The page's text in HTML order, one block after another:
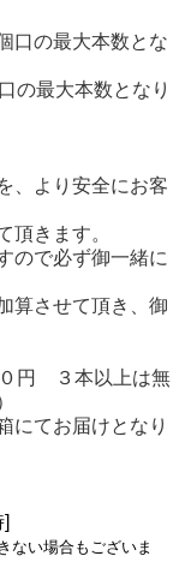
口の最大本数とな
の最大本数となり
、より安全にお客
頂きます。
ので必ず御一緒に
算させて頂き、御
円 ３本以上は無
にてお届けとなり
ない場合もございま